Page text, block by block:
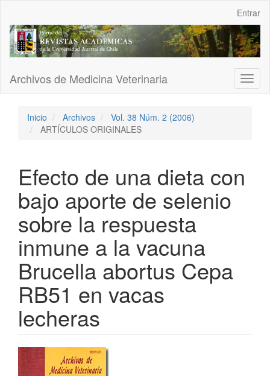
Contenido
principal
Barra
Entrar
Archivos de Medicina Veterinaria
Inicio Archivos
Vol. 38 Núm. 2 (2006)
ARTÍCULOS ORIGINALES
Efecto de una dieta con
bajo aporte de selenio
sobre la respuesta
inmune a la vacuna
Brucella abortus Cepa
RB51 en vacas
lecheras
Barra